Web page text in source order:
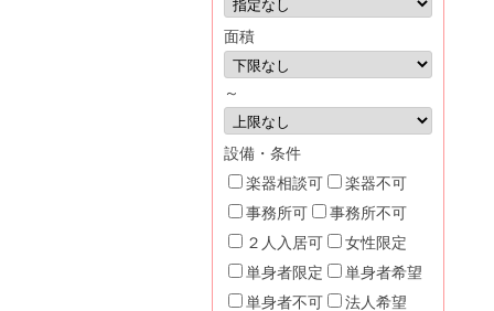
面積
～
設備・条件
楽器相談可
楽器不可
事務所可
事務所不可
２人入居可
女性限定
単身者限定
単身者希望
単身者不可
法人希望